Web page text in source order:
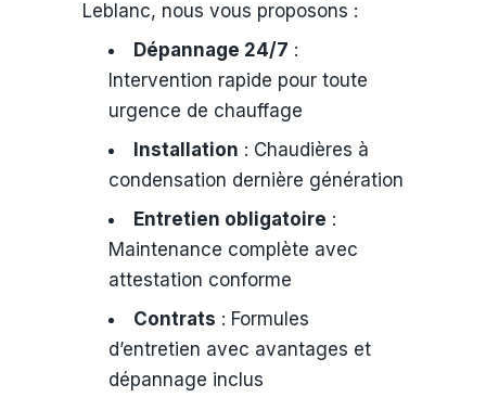
Leblanc, nous vous proposons :
Dépannage 24/7 :
Intervention rapide pour toute
urgence de chauffage
Installation : Chaudières à
condensation dernière génération
Entretien obligatoire :
Maintenance complète avec
attestation conforme
Contrats : Formules
d’entretien avec avantages et
dépannage inclus